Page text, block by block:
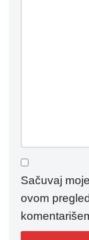
Sačuvaj
ovom